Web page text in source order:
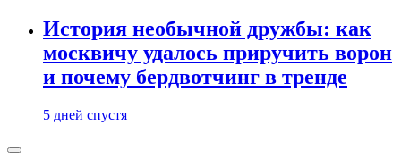
История необычной дружбы: как
москвичу удалось приручить ворон
и почему бердвотчинг в тренде
5 дней спустя